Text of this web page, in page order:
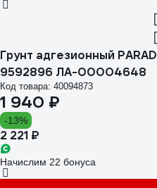
Грунт адгезионный
9592896 ЛА-00004648
Код товара: 40094873
1 940 ₽
-13%
2 221 ₽
Начислим 22 бонуса